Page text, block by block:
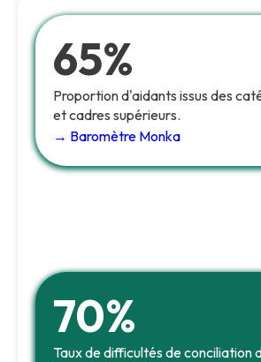
65%
Proportion d'aidants issus des
et cadres supérieurs.
→ Baromètre Monka
70%
Taux de difficultés de conciliation